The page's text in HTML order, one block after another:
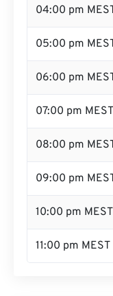
04:00 pm
05:00 pm
06:00 pm
07:00 pm MEST
08:00 pm
09:00 pm
10:00 pm MEST
11:00 pm MEST